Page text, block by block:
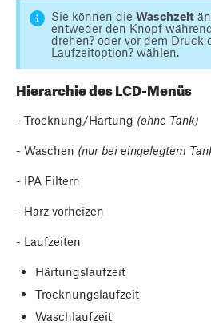
Sie können die Waschzeit
entweder den Knopf
drehen? oder vor dem Druck
Laufzeitoption? wählen.
Hierarchie des LCD-Menüs
- Trocknung/Härtung (ohne Tank)
- Waschen (nur bei eingelegtem
- IPA Filtern
- Harz vorheizen
- Laufzeiten
Härtungslaufzeit
Trocknungslaufzeit
Waschlaufzeit